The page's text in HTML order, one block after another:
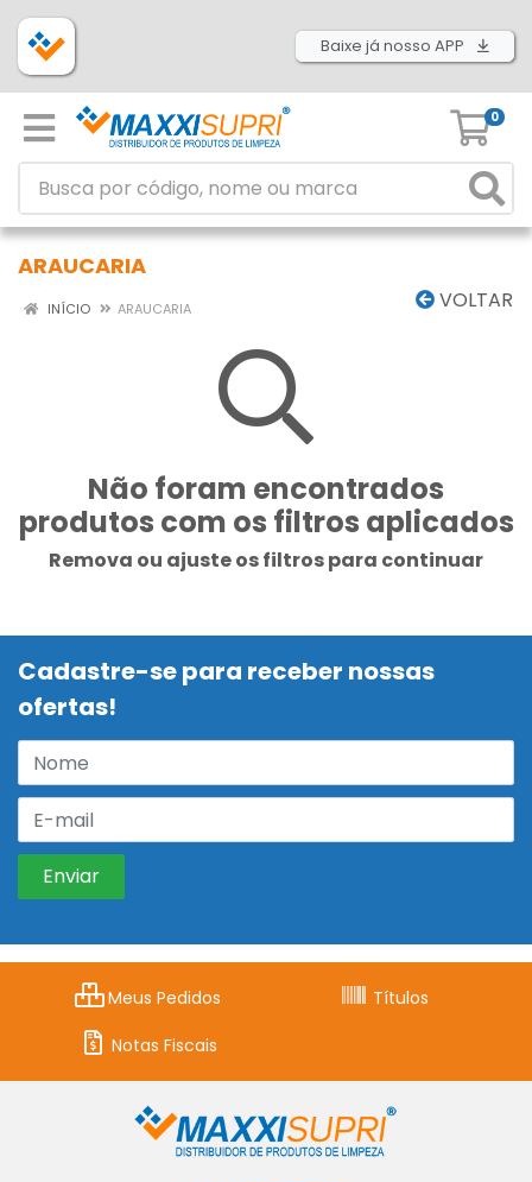
Baixe já nosso APP
0
ARAUCARIA
VOLTAR
INÍCIO ARAUCARIA
Não foram encontrados
produtos com os filtros aplicados
Remova ou ajuste os filtros para continuar
Cadastre-se para receber nossas
ofertas!
Meus Pedidos
Títulos
Notas Fiscais